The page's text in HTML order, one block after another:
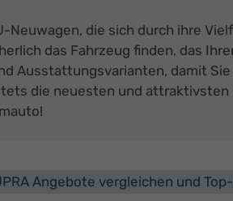
die sich durch ihre
das Fahrzeug finden, das
Ausstattungsvarianten, damit
die neuesten und attraktivsten
Angebote vergleichen und